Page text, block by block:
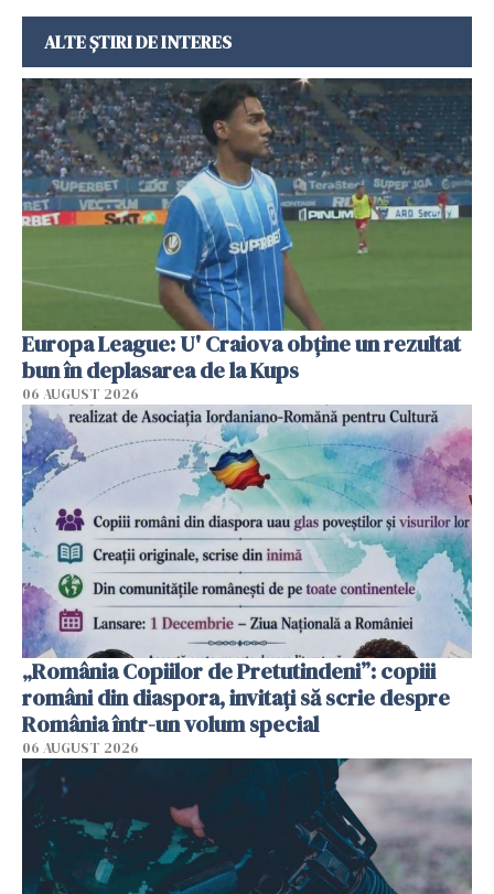
ALTE ȘTIRI DE INTERES
Europa League: U' Craiova obține un rezultat
bun în deplasarea de la Kups
06 AUGUST 2026
„România Copiilor de Pretutindeni”: copiii
români din diaspora, invitați să scrie despre
România într-un volum special
06 AUGUST 2026